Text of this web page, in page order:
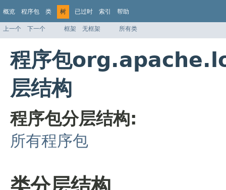
概览 程序包 类 树 已过时 索引 帮助
上一个 下一个 框架 无框架 所有类
程序包
层结构
程序包分层结构:
所有程序包
类分层结构